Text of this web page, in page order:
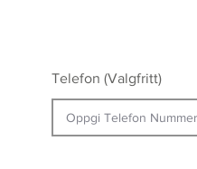
Telefon (Valgfritt)